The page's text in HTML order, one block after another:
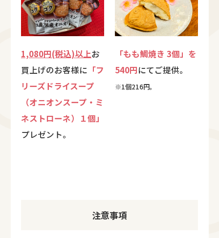
1,080円(税込)以上お
買上げのお客様に 「フ
リーズドライスープ
（オニオンスープ・ミ
ネストローネ）１個」
プレゼント。
「もも鯛焼き 3個」を
540円にてご提供。
※1個216円。
注意事項